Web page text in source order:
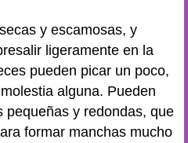
y escamosas, y
ligeramente en la
pueden picar un poco,
alguna. Pueden
pequeñas y redondas, que
formar manchas mucho